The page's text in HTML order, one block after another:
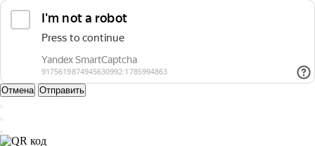
Отмена Отправить